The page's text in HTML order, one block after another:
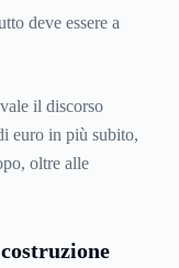
deve essere a
il discorso
euro in più subito,
oltre alle